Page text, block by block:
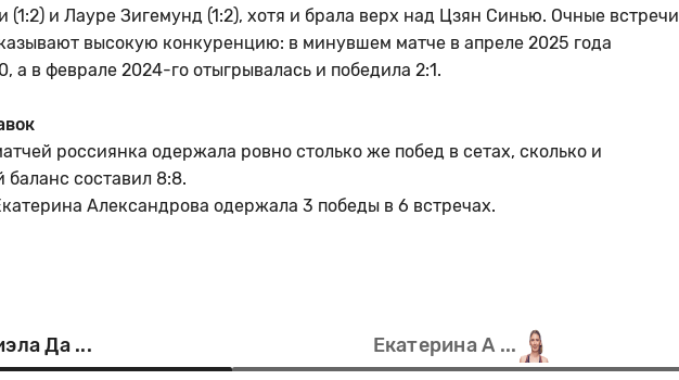
(1:2) и Лауре Зигемунд (1:2), хотя и брала верх над Цзян Синью. Очные встречи
высокую конкуренцию: в минувшем матче в апреле 2025 года
а в феврале 2024-го отыгрывалась и победила 2:1.
россиянка одержала ровно столько же побед в сетах, сколько и
баланс составил 8:8.
Александрова одержала 3 победы в 6 встречах.
Да ... Екатерина А ...